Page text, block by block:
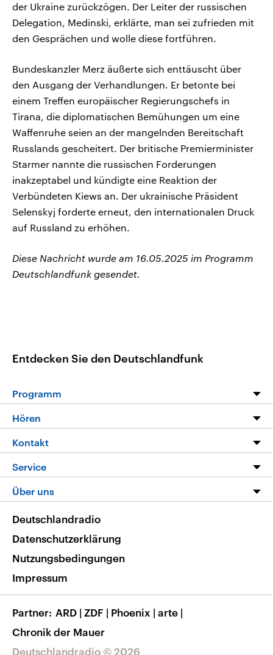
der Ukraine zurückzögen. Der Leiter der russischen
Delegation, Medinski, erklärte, man sei zufrieden mit
den Gesprächen und wolle diese fortführen.
Bundeskanzler Merz äußerte sich enttäuscht über
den Ausgang der Verhandlungen. Er betonte bei
einem Treffen europäischer Regierungschefs in
Tirana, die diplomatischen Bemühungen um eine
Waffenruhe seien an der mangelnden Bereitschaft
Russlands gescheitert. Der britische Premierminister
Starmer nannte die russischen Forderungen
inakzeptabel und kündigte eine Reaktion der
Verbündeten Kiews an. Der ukrainische Präsident
Selenskyj forderte erneut, den internationalen Druck
auf Russland zu erhöhen.
Diese Nachricht wurde am 16.05.2025 im Programm
Deutschlandfunk gesendet.
Entdecken Sie den Deutschlandfunk
Programm
Programm
Die Nachrichten
Nachrichtenleicht
Neue Beiträge auf dlf.de
Hören
Livestream
Podcasts
Deutschlandfunk App
Nachrichten App
Frequenzen
Kontakt
Hörerservice
Service
FAQ
Veranstaltungen
Musikliste
RSS
Über uns
Barrierefreiheit
Deutschlandradio © 2026
Deutschlandradio
Datenschutzerklärung
Nutzungsbedingungen
Impressum
Partner ARD | ZDF | Phoenix | arte |
Chronik der Mauer